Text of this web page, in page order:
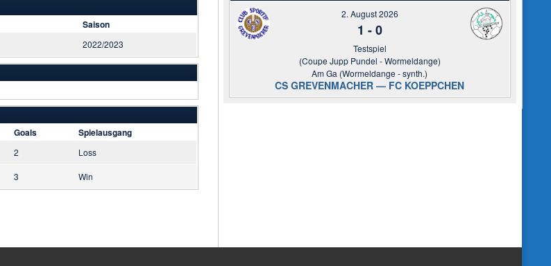
Saison
2022/2023
Goals Spielausgang
2 Loss
3 Win
2. August 2026
1 -0
Testspiel
(Coupe Jupp Pundel - Wormeldange)
Am Ga (Wormeldange - synth.)
CS GREVENMACHER — FC KOEPPCHEN